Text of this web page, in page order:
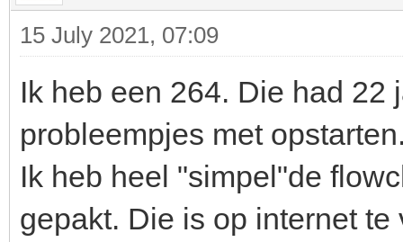
15 July 2021, 07:09
Ik heb een 264. Die had 22
probleempjes met
Ik heb heel "simpel"de
gepakt. Die is op internet